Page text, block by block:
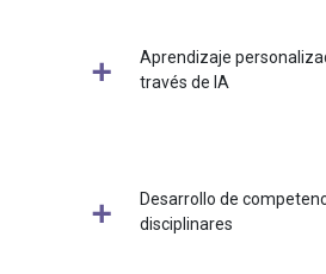
Aprendizaje
través de IA
Desarrollo de
disciplinares